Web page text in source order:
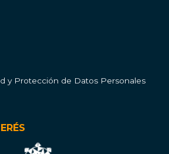
y Protección de Datos Personales